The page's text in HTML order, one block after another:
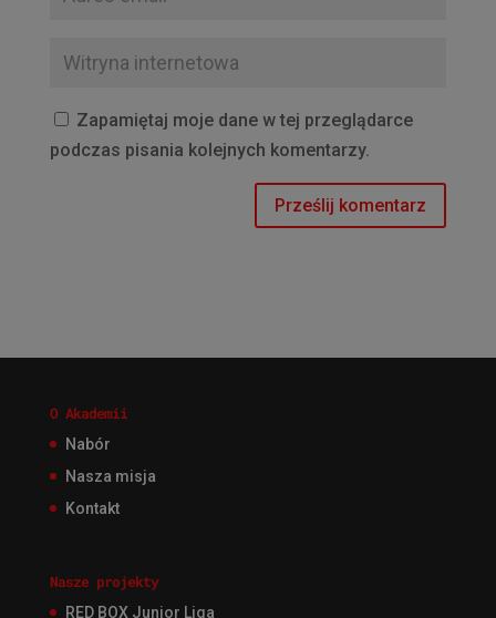
Zapamiętaj moje dane w tej przeglądarce
podczas pisania kolejnych komentarzy.
O Akademii
Nabór
Nasza misja
Kontakt
Nasze projekty
RED BOX Junior Liga